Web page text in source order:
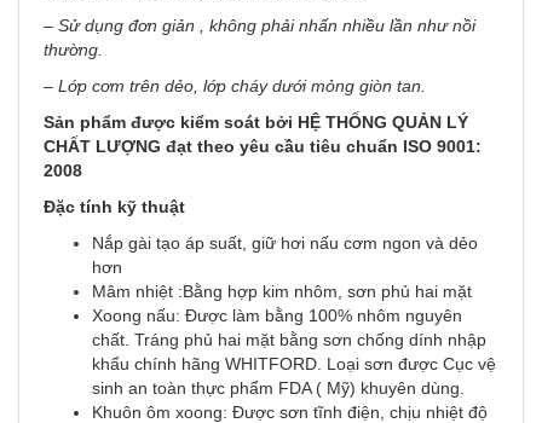
– Sử dụng đơn giản , không phải nhấn nhiều lần như nồi
thường.
– Lớp cơm trên dẻo, lớp cháy dưới mỏng giòn tan.
Sản phẩm được kiểm soát bởi HỆ THỐNG QUẢN LÝ
CHẤT LƯỢNG đạt theo yêu cầu tiêu chuẩn ISO 9001:
2008
Đặc tính kỹ thuật
Nắp gài tạo áp suất, giữ hơi nấu cơm ngon và dẻo
hơn
Mâm nhiệt :Bằng hợp kim nhôm, sơn phủ hai mặt
Xoong nấu: Được làm bằng 100% nhôm nguyên
chất. Tráng phủ hai mặt bằng sơn chống dính nhập
khẩu chính hãng WHITFORD. Loại sơn được Cục vệ
sinh an toàn thực phẩm FDA ( Mỹ) khuyên dùng.
Khuôn ôm xoong: Được sơn tĩnh điện, chịu nhiệt độ